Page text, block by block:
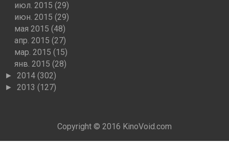
июл. 2015(29)
июн. 2015(29)
мая 2015(48)
апр. 2015(27)
мар. 2015(15)
янв. 2015(28)
► 2014 (302)
► 2013 (127)
Copyright © 2016 KinoVoid.com